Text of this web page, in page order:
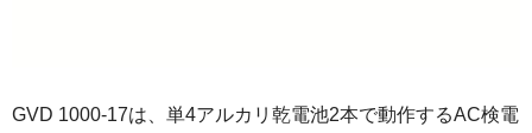
GVD 1000-17は、単4アルカリ乾電池2本で動作するAC検電